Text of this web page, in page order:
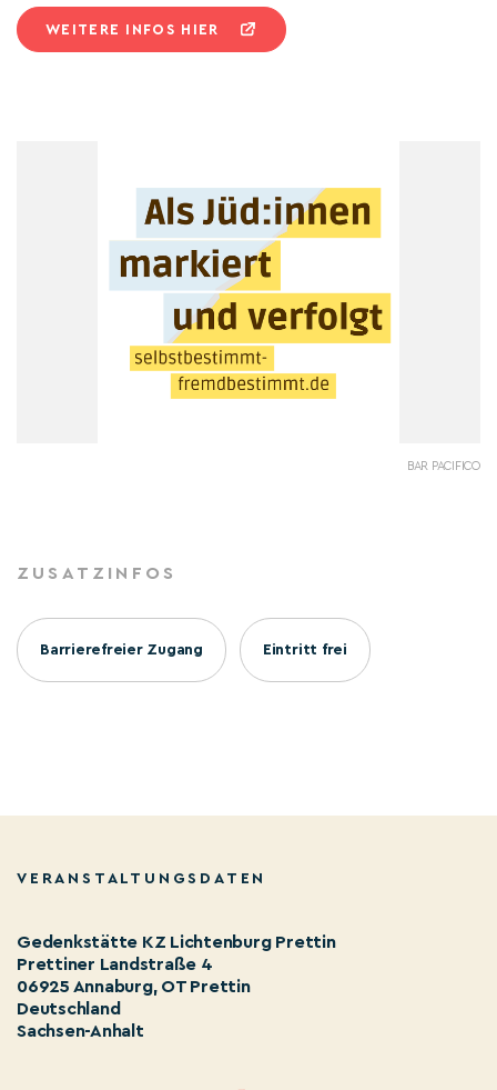
WEITERE INFOS HIER
BAR PACIFICO
ZUSATZINFOS
Barrierefreier Zugang Eintritt frei
VERANSTALTUNGSDATEN
Gedenkstätte KZ Lichtenburg Prettin
Prettiner Landstraße 4
06925 Annaburg, OT Prettin
Deutschland
Sachsen-Anhalt